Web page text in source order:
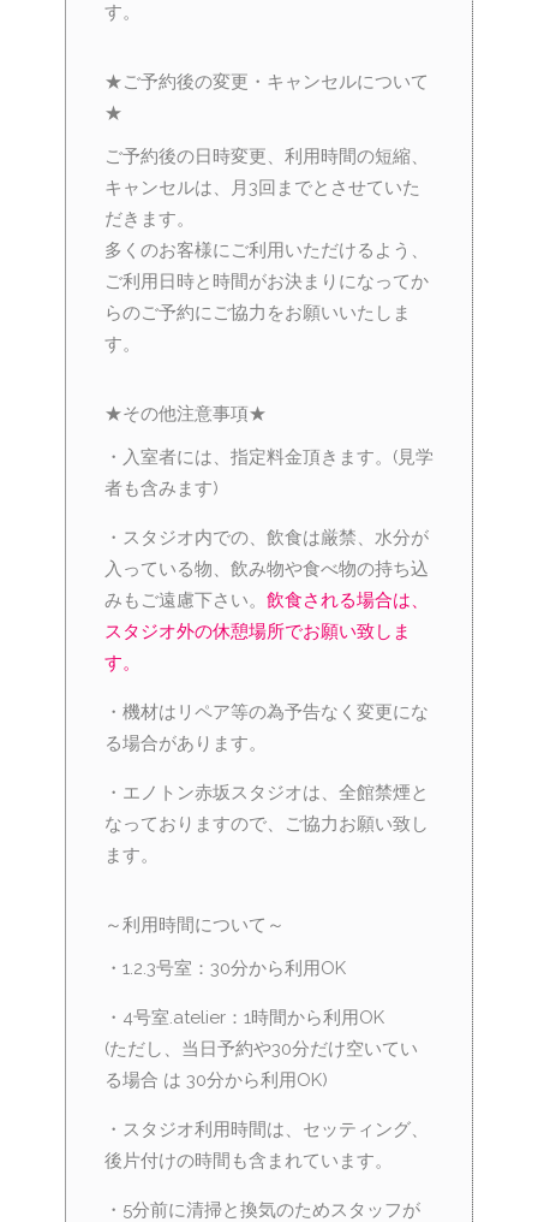
す。
★ご予約後の変更・キャンセルについて
★
ご予約後の日時変更、利用時間の短縮、
キャンセルは、月3回までとさせていた
だきます。
多くのお客様にご利用いただけるよう、
ご利用日時と時間がお決まりになってか
らのご予約にご協力をお願いいたしま
す。
★その他注意事項★
・入室者には、指定料金頂きます。(見学
者も含みます)
・スタジオ内での、飲食は厳禁、水分が
入っている物、飲み物や食べ物の持ち込
みもご遠慮下さい。 飲食される場合は、
スタジオ外の休憩場所でお願い致しま
す。
・機材はリペア等の為予告なく変更にな
る場合があります。
・エノトン赤坂スタジオは、全館禁煙と
なっておりますので、ご協力お願い致し
ます。
～利用時間について～
・1.2.3号室：30分から利用OK
・4号室.atelier：1時間から利用OK
(ただし、当日予約や30分だけ空いてい
る場合 は 30分から利用OK)
・スタジオ利用時間は、セッティング、
後片付けの時間も含まれています。
・5分前に清掃と換気のためスタッフが